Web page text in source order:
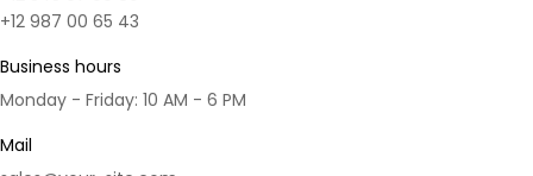
+12 987 00 65 43
Business hours
Monday - Friday: 10 AM - 6 PM
Mail